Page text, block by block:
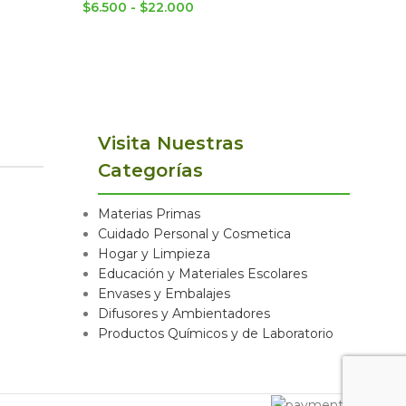
$6.500 - $22.000
Visita Nuestras
Categorías
Materias Primas
Cuidado Personal y Cosmetica
Hogar y Limpieza
Educación y Materiales Escolares
Envases y Embalajes
Difusores y Ambientadores
Productos Químicos y de Laboratorio